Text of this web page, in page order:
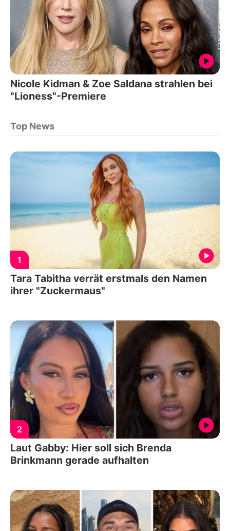
Nicole Kidman & Zoe Saldana strahlen bei
"Lioness"-Premiere
Top News
1
Tara Tabitha verrät erstmals den Namen
ihrer "Zuckermaus"
2
Laut Gabby: Hier soll sich Brenda
Brinkmann gerade aufhalten